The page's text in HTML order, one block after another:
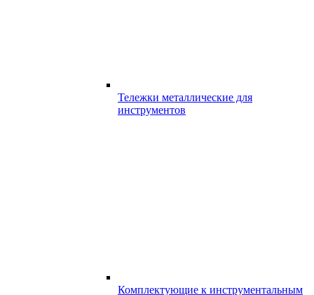
Тележки металлические для
инструментов
Комплектующие к инструментальным